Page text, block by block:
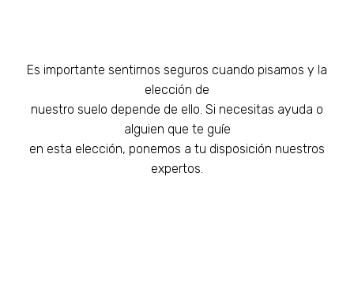
Es importante sentirnos seguros cuando pisamos y la
elección de
nuestro suelo depende de ello. Si necesitas ayuda o
alguien que te guíe
en esta elección, ponemos a tu disposición nuestros
expertos.